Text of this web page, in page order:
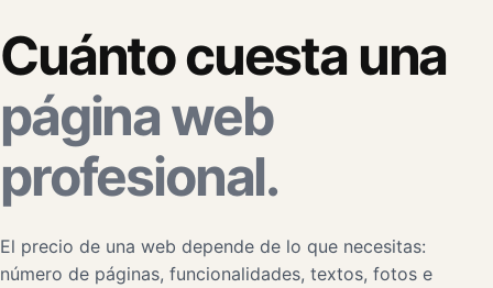
Cuánto cuesta una
página web
profesional.
El precio de una web depende de lo que necesitas:
número de páginas, funcionalidades, textos, fotos e